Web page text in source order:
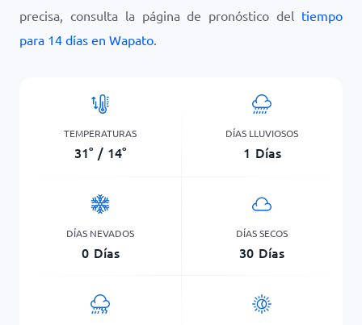
precisa, consulta la página de pronóstico del tiempo
para 14 días en Wapato.
TEMPERATURAS
31° / 14°
DÍAS LLUVIOSOS
1 Días
DÍAS NEVADOS
0 Días
DÍAS SECOS
30 Días